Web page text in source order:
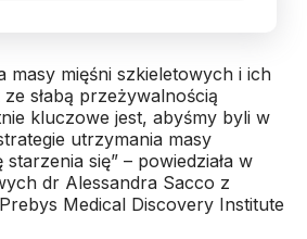
masy mięśni szkieletowych i ich
słabą przeżywalnością
kluczowe jest, abyśmy byli w
utrzymania masy
się” – powiedziała w
dr Alessandra Sacco z
Medical Discovery Institute